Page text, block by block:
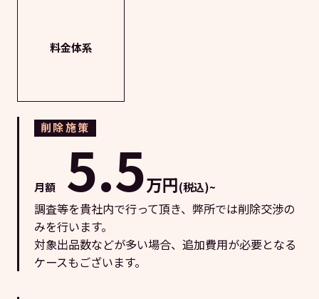
料金体系
削除施策
月額 5.5万円(税込)~
調査等を貴社内で行って頂き、弊所では削除交渉の
みを行います。
対象出品数などが多い場合、追加費用が必要となる
ケースもございます。